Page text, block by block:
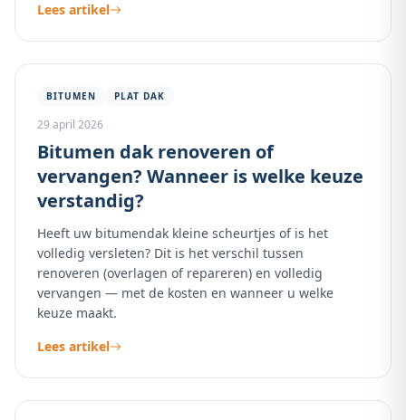
Lees artikel
BITUMEN PLAT DAK
29 april 2026
Bitumen dak renoveren of
vervangen? Wanneer is welke keuze
verstandig?
Heeft uw bitumendak kleine scheurtjes of is het
volledig versleten? Dit is het verschil tussen
renoveren (overlagen of repareren) en volledig
vervangen — met de kosten en wanneer u welke
keuze maakt.
Lees artikel